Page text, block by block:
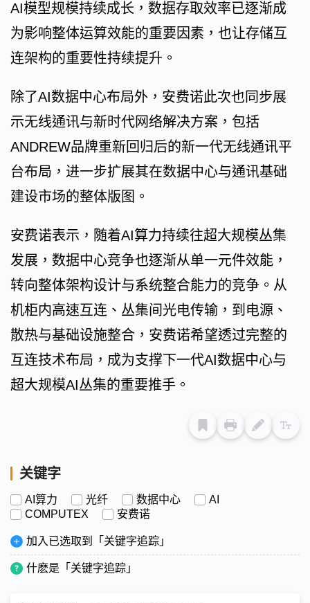
AI模型规模持续成长，数据存取效率已逐渐成
为影响整体运算效能的重要因素，也让存储互
连架构的重要性持续提升。
除了AI数据中心布局外，安费诺此次也同步展
示无线通讯与新时代网络解决方案，包括
ANDREW品牌重新回归后的新一代无线通讯平
台布局，进一步扩展其在数据中心与通讯基础
建设市场的整体版图。
安费诺表示，随着AI算力持续往超大规模丛集
发展，数据中心竞争也逐渐从单一元件效能，
转向整体架构设计与系统整合能力的竞争。从
机柜内高速互连、丛集间光电传输，到电源、
散热与基础设施整合，安费诺希望透过完整的
互连技术布局，成为支撑下一代AI数据中心与
超大规模AI丛集的重要推手。
关键字
AI算力 光纤 数据中心
AI
COMPUTEX
安费诺
加入已选取到「关键字追踪」
什麽是「关键字追踪」